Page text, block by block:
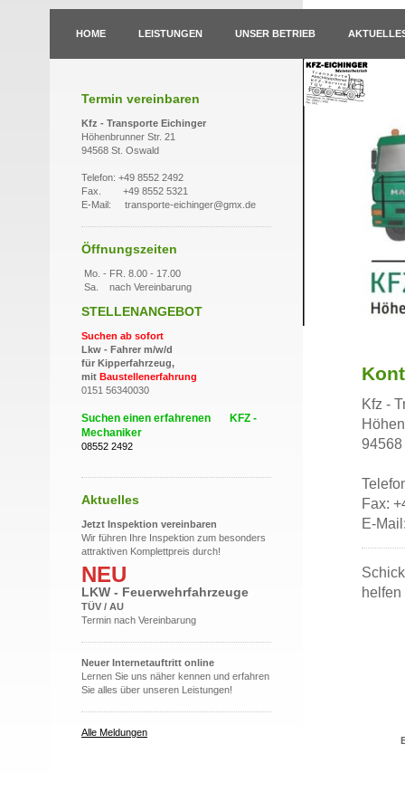
HOME LEISTUNGEN UNSER BETRIEB
Termin vereinbaren
Kfz - Transporte Eichinger
Höhenbrunner Str. 21
94568 St. Oswald
Telefon: +49 8552 2492
Fax. +49 8552 5321
E-Mail: transporte-eichinger@gmx.de
Öffnungszeiten
Mo. - FR. 8.00 - 17.00
Sa. nach Vereinbarung
STELLENANGEBOT
Suchen ab sofort
Lkw - Fahrer m/w/d
für Kipperfahrzeug,
mit Baustellenerfahrung
0151 56340030
Suchen einen erfahrenen KFZ -
Mechaniker
08552 2492
Aktuelles
Jetzt Inspektion vereinbaren
Wir führen Ihre Inspektion zum besonders
attraktiven Komplettpreis durch!
NEU
LKW - Feuerwehrfahrzeuge
TÜV / AU
Termin nach Vereinbarung
Neuer Internetauftritt online
Lernen Sie uns näher kennen und erfahren
Sie alles über unseren Leistungen!
Alle Meldungen
Kfz -
Fax:
E-
helfen